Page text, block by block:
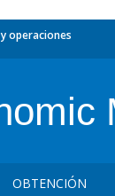
operaciones
OBTENCIÓN